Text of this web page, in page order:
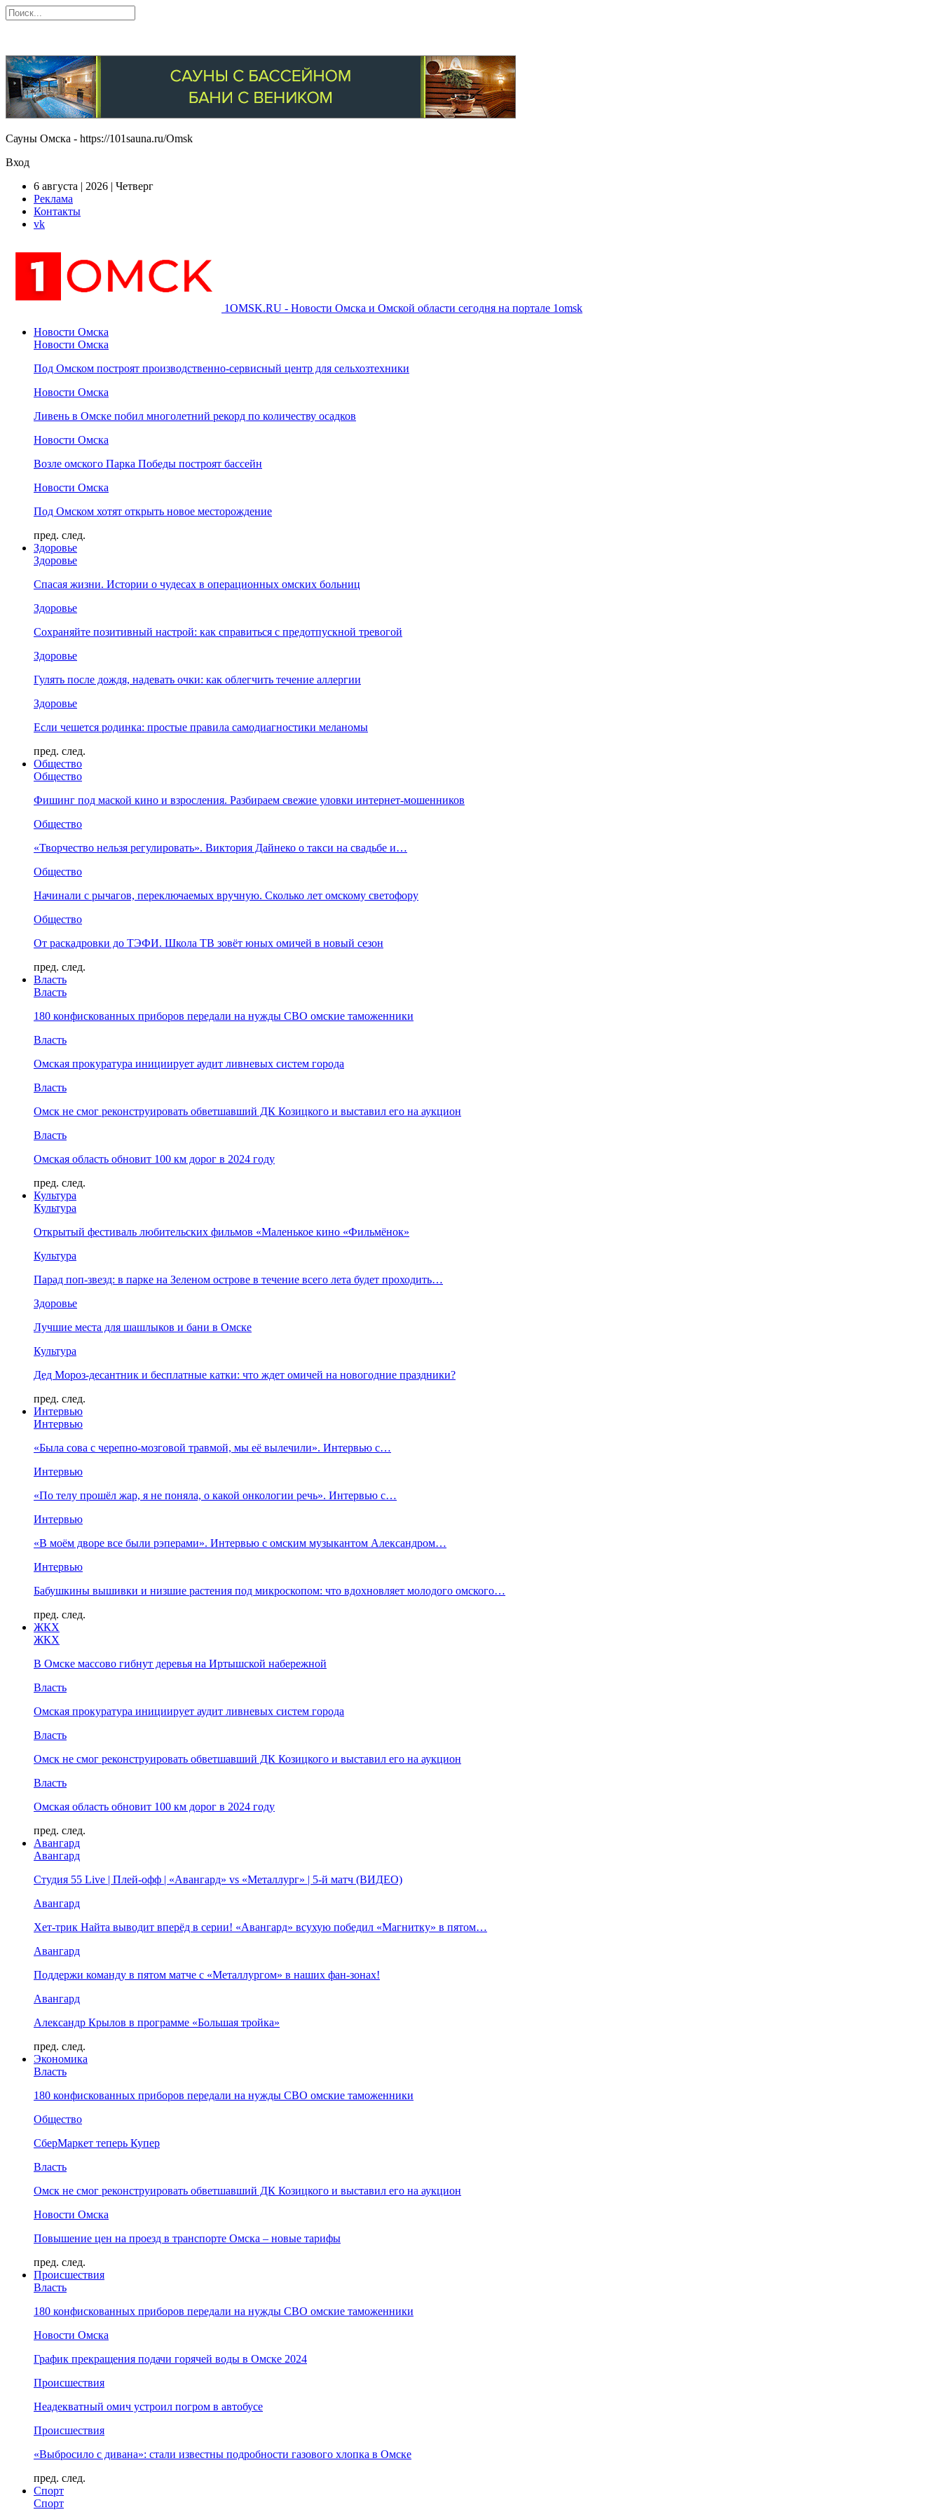
Сауны Омска - https://101sauna.ru/Omsk
Вход
6 августа | 2026 | Четверг
Реклама
Контакты
vk
1OMSK.RU - Новости Омска и Омской области сегодня на портале 1omsk
Новости Омска
Новости Омска
Под Омском построят производственно-сервисный центр для сельхозтехники
Новости Омска
Ливень в Омске побил многолетний рекорд по количеству осадков
Новости Омска
Возле омского Парка Победы построят бассейн
Новости Омска
Под Омском хотят открыть новое месторождение
пред. след.
Здоровье
Здоровье
Спасая жизни. Истории о чудесах в операционных омских больниц
Здоровье
Сохраняйте позитивный настрой: как справиться с предотпускной тревогой
Здоровье
Гулять после дождя, надевать очки: как облегчить течение аллергии
Здоровье
Если чешется родинка: простые правила самодиагностики меланомы
пред. след.
Общество
Общество
Фишинг под маской кино и взросления. Разбираем свежие уловки интернет-мошенников
Общество
«Творчество нельзя регулировать». Виктория Дайнеко о такси на свадьбе и…
Общество
Начинали с рычагов, переключаемых вручную. Сколько лет омскому светофору
Общество
От раскадровки до ТЭФИ. Школа ТВ зовёт юных омичей в новый сезон
пред. след.
Власть
Власть
180 конфискованных приборов передали на нужды СВО омские таможенники
Власть
Омская прокуратура инициирует аудит ливневых систем города
Власть
Омск не смог реконструировать обветшавший ДК Козицкого и выставил его на аукцион
Власть
Омская область обновит 100 км дорог в 2024 году
пред. след.
Культура
Культура
Открытый фестиваль любительских фильмов «Маленькое кино «Фильмёнок»
Культура
Парад поп-звезд: в парке на Зеленом острове в течение всего лета будет проходить…
Здоровье
Лучшие места для шашлыков и бани в Омске
Культура
Дед Мороз-десантник и бесплатные катки: что ждет омичей на новогодние праздники?
пред. след.
Интервью
Интервью
«Была сова с черепно-мозговой травмой, мы её вылечили». Интервью с…
Интервью
«По телу прошёл жар, я не поняла, о какой онкологии речь». Интервью с…
Интервью
«В моём дворе все были рэперами». Интервью с омским музыкантом Александром…
Интервью
Бабушкины вышивки и низшие растения под микроскопом: что вдохновляет молодого омского…
пред. след.
ЖКХ
ЖКХ
В Омске массово гибнут деревья на Иртышской набережной
Власть
Омская прокуратура инициирует аудит ливневых систем города
Власть
Омск не смог реконструировать обветшавший ДК Козицкого и выставил его на аукцион
Власть
Омская область обновит 100 км дорог в 2024 году
пред. след.
Авангард
Авангард
Студия 55 Live | Плей-офф | «Авангард» vs «Металлург» | 5-й матч (ВИДЕО)
Авангард
Хет-трик Найта выводит вперёд в серии! «Авангард» всухую победил «Магнитку» в пятом…
Авангард
Поддержи команду в пятом матче с «Металлургом» в наших фан-зонах!
Авангард
Александр Крылов в программе «Большая тройка»
пред. след.
Экономика
Власть
180 конфискованных приборов передали на нужды СВО омские таможенники
Общество
СберМаркет теперь Купер
Власть
Омск не смог реконструировать обветшавший ДК Козицкого и выставил его на аукцион
Новости Омска
Повышение цен на проезд в транспорте Омска – новые тарифы
пред. след.
Происшествия
Власть
180 конфискованных приборов передали на нужды СВО омские таможенники
Новости Омска
График прекращения подачи горячей воды в Омске 2024
Происшествия
Неадекватный омич устроил погром в автобусе
Происшествия
«Выбросило с дивана»: стали известны подробности газового хлопка в Омске
пред. след.
Спорт
Спорт